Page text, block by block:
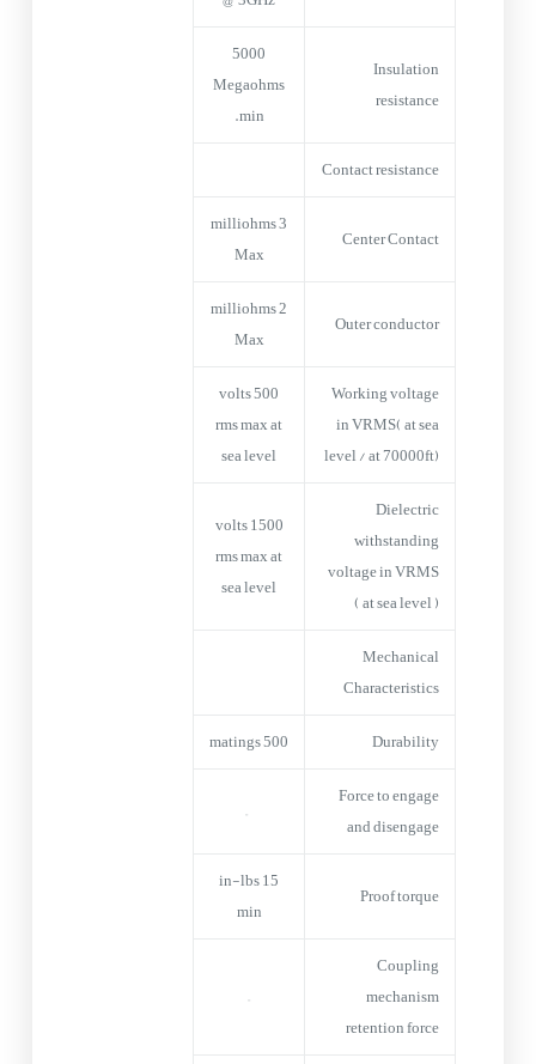
Insulation
resistance
5000
Megaohms
min.
Contact resistance
Center Contact
3 milliohms
Max
Outer conductor
2 milliohms
Max
Working voltage
in VRMS( at sea
level / at 70000ft)
500 volts
rms max at
sea level
Dielectric
withstanding
voltage in VRMS
( at sea level )
1500 volts
rms max at
sea level
Mechanical
Characteristics
Durability
500 matings
Force to engage
and disengage
–
Proof torque
15 in-lbs
min
Coupling
mechanism
retention force
–